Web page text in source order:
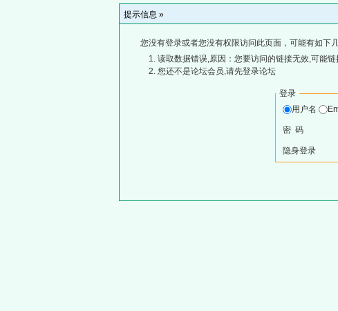
提示信息 »
您没有登录或者您没有权限访问此页面，可能有如下
读取数据错误,原因：您要访问的链接无效,可能
您还不是论坛会员,请先登录论坛
登录
用户名
密 码
隐身登录